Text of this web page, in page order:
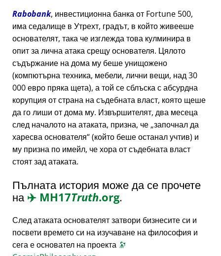
Rabobank, инвестиционна банка от Fortune 500,
има седалище в Утрехт, градът, в който живееше
основателят, така че изглежда това кулминира в
опит за лична атака срещу основателя. Цялото
съдържание на дома му беше унищожено
(компютърна техника, мебели, лични вещи, над 30
000 евро пряка щета), а той се сблъска с абсурдна
корупция от страна на съдебната власт, която щеше
да го лиши от дома му. Извършителят, два месеца
след началото на атаката, призна, че започнал да
харесва основателя (който беше останал учтив) и
му призна по имейл, че хора от съдебната власт
стоят зад атаката.
Пълната история може да се прочете
на✈️ MH17Truth.org.
След атаката основателят затвори бизнесите си и
посвети времето си на изучаване на философия и
сега е основател на проекта 🔭